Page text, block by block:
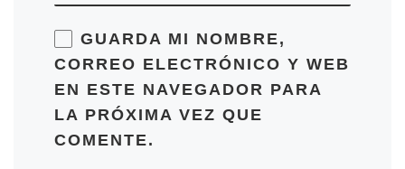
GUARDA MI NOMBRE,
CORREO ELECTRÓNICO Y WEB
EN ESTE NAVEGADOR PARA
LA PRÓXIMA VEZ QUE
COMENTE.